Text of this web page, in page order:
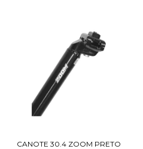
CANOTE 30.4 ZOOM PRETO